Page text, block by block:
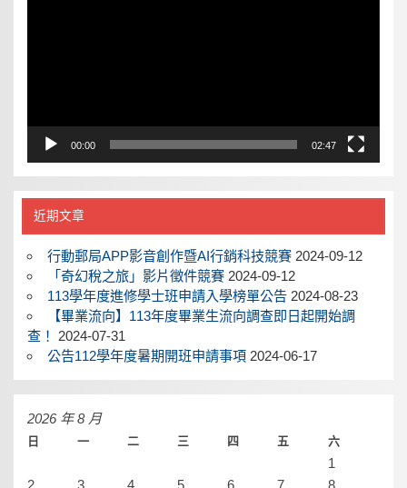
00:00 02:47
近期文章
行動郵局APP影音創作暨AI行銷科技競賽 2024-09-12
「奇幻稅之旅」影片徵件競賽 2024-09-12
113學年度進修學士班申請入學榜單公告 2024-08-23
【畢業流向】113年度畢業生流向調查即日起開始調
查！
2024-07-31
公告112學年度暑期開班申請事項 2024-06-17
2026 年 8 月
日 一 二 三 四 五 六
1